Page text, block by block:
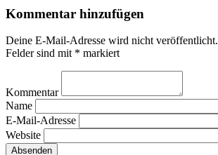
Kommentar hinzufügen
Deine E-Mail-Adresse wird nicht veröffentlicht.
Felder sind mit * markiert
Kommentar
Name
E-Mail-Adresse
Website